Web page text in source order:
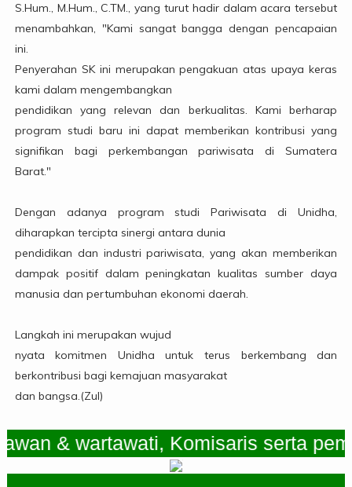
S.Hum., M.Hum., C.TM., yang turut hadir dalam acara tersebut
menambahkan, "Kami sangat bangga dengan pencapaian
ini.
Penyerahan SK ini merupakan pengakuan atas upaya keras
kami dalam mengembangkan
pendidikan yang relevan dan berkualitas. Kami berharap
program studi baru ini dapat memberikan kontribusi yang
signifikan bagi perkembangan pariwisata di Sumatera
Barat."
Dengan adanya program studi Pariwisata di Unidha,
diharapkan tercipta sinergi antara dunia
pendidikan dan industri pariwisata, yang akan memberikan
dampak positif dalam peningkatan kualitas sumber daya
manusia dan pertumbuhan ekonomi daerah.
Langkah ini merupakan wujud
nyata komitmen Unidha untuk terus berkembang dan
berkontribusi bagi kemajuan masyarakat
dan bangsa.(Zul)
& wartawati, Komisaris serta